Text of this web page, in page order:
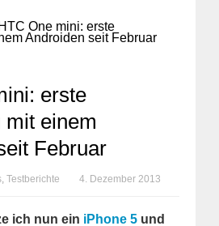
HTC One mini: erste
Androiden seit Februar
erste
mit einem
Februar
, Testberichte 4. Dezember 2013
ich nun ein iPhone 5 und